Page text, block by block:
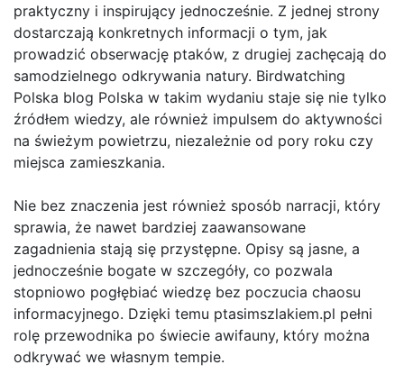
praktyczny i inspirujący jednocześnie. Z jednej strony
dostarczają konkretnych informacji o tym, jak
prowadzić obserwację ptaków, z drugiej zachęcają do
samodzielnego odkrywania natury. Birdwatching
Polska blog Polska w takim wydaniu staje się nie tylko
źródłem wiedzy, ale również impulsem do aktywności
na świeżym powietrzu, niezależnie od pory roku czy
miejsca zamieszkania.
Nie bez znaczenia jest również sposób narracji, który
sprawia, że nawet bardziej zaawansowane
zagadnienia stają się przystępne. Opisy są jasne, a
jednocześnie bogate w szczegóły, co pozwala
stopniowo pogłębiać wiedzę bez poczucia chaosu
informacyjnego. Dzięki temu ptasimszlakiem.pl pełni
rolę przewodnika po świecie awifauny, który można
odkrywać we własnym tempie.